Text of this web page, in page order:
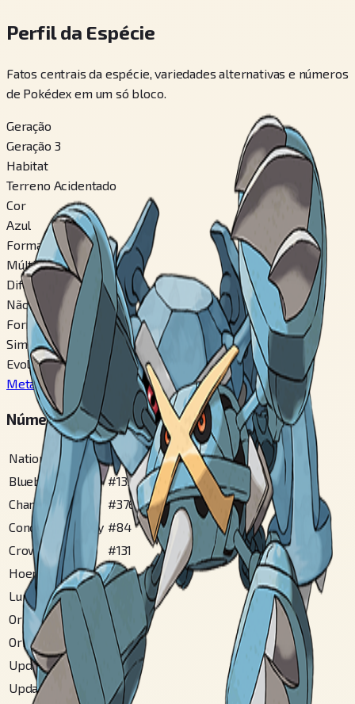
Perfil da Espécie
Fatos centrais da espécie, variedades alternativas e números
de Pokédex em um só bloco.
Geração
Geração 3
Habitat
Terreno Acidentado
Cor
Azul
Formato
Múltiplas Cabeças
Diferença de Gênero
Não
Formas Alternáveis
Sim
Evolui de
Metang # 375
Números em Pokédex Regionais
National #376
Blueberry
#139
Champions
#376
Conquest Gallery #84
Crown Tundra
#131
Hoenn
#192
Lumiose City
Original Alola
#
Original Ulaula
#88
Updated Alola
280
Updated Hoenn
#201